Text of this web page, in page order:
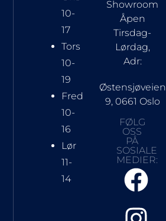
10-
17
Tors
10-
19
Fred
10-
16
Lør
11-
14
Showroom
Åpen
Tirsdag-
Lørdag,
Adr:
Østensjøveien
9, 0661 Oslo
FØLG
OSS
PÅ
SOSIALE
MEDIER: